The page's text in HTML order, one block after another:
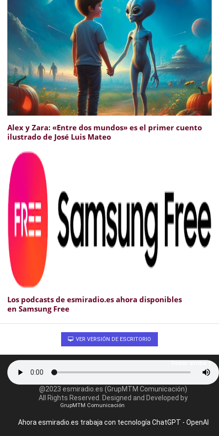
Alex y Zara: «Entre dos mundos» es el primer cuento
ilustrado de José Luis Mateo
Los podcasts de esmiradio.es ahora disponibles
en Samsung Free
VER VERSIÓN DE ESCRITORIO
@2023 esmiradio.es (GrupMTM Comunicación)
All Rights Reserved. Designed and Developed by
GrupMTM Comunicación
Ahora esmiradio.es trabaja con tecnología ChatGPT - OpenAI